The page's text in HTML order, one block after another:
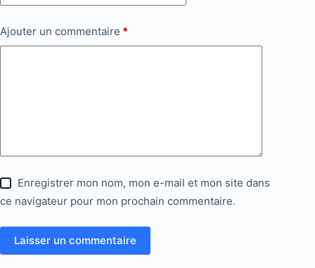
Ajouter un commentaire *
Enregistrer mon nom, mon e-mail et mon site dans
ce navigateur pour mon prochain commentaire.
Laisser un commentaire